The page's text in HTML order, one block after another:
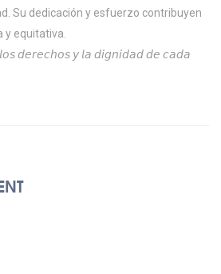
Su dedicación y esfuerzo contribuyen
y equitativa.
𝘥𝘦𝘳𝘦𝘤𝘩𝘰𝘴 𝘺 𝘭𝘢 𝘥𝘪𝘨𝘯𝘪𝘥𝘢𝘥 𝘥𝘦 𝘤𝘢𝘥𝘢